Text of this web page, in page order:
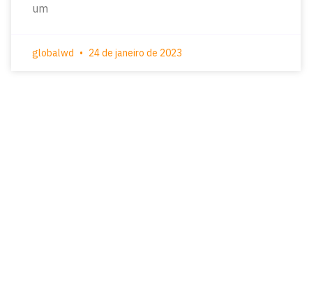
um
globalwd 24 de janeiro de 2023